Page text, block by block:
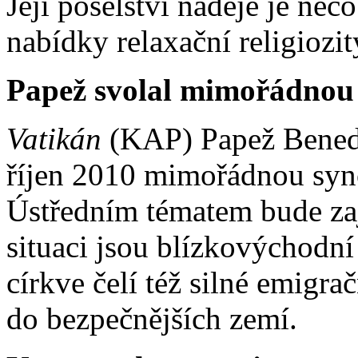
nabídky relaxační
Papež svolal
Vatikán (KAP) Papež
říjen 2010 mimořádnou
Ústředním tématem bude
situaci jsou
církve čelí též silné
do bezpečnějších zemí.